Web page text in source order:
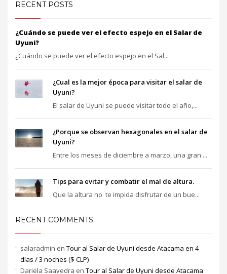
RECENT POSTS
¿Cuándo se puede ver el efecto espejo en el Salar de
Uyuni?
¿Cuándo se puede ver el efecto espejo en el Sal...
¿Cual es la mejor época para visitar el salar de
Uyuni?
El salar de Uyuni se puede visitar todo el año,...
¿Porque se observan hexagonales en el salar de
Uyuni?
Entre los meses de diciembre a marzo, una gran ...
Tips para evitar y combatir el mal de altura.
Que la altura no te impida disfrutar de un bue...
RECENT COMMENTS
salaradmin en Tour al Salar de Uyuni desde Atacama en 4
días / 3 noches ($ CLP)
Dariela Saavedra en Tour al Salar de Uyuni desde Atacama